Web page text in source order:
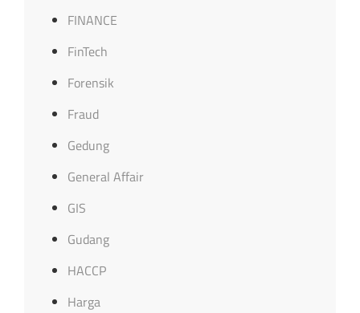
FINANCE
FinTech
Forensik
Fraud
Gedung
General Affair
GIS
Gudang
HACCP
Harga